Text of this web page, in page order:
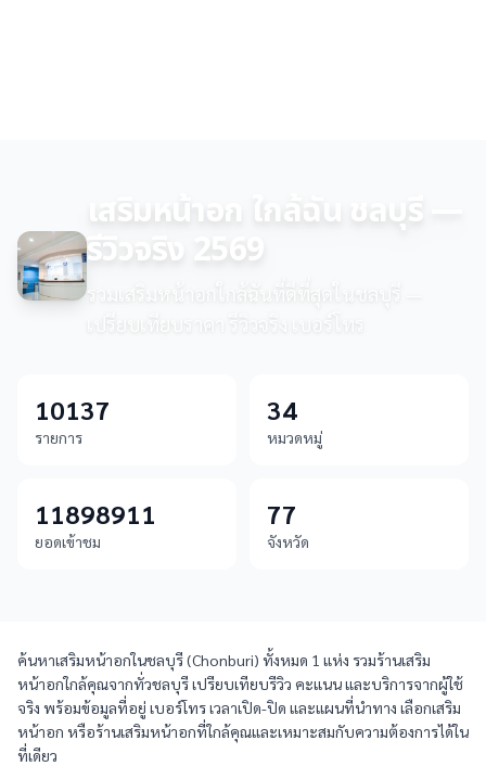
เสริมหน้าอก ใกล้ฉัน ชลบุรี —
รีวิวจริง 2569
รวมเสริมหน้าอกใกล้ฉันที่ดีที่สุดในชลบุรี —
เปรียบเทียบราคา รีวิวจริง เบอร์โทร
10137
รายการ
34
หมวดหมู่
11898911
ยอดเข้าชม
77
จังหวัด
ค้นหาเสริมหน้าอกในชลบุรี (Chonburi) ทั้งหมด 1 แห่ง รวมร้านเสริม
หน้าอกใกล้คุณจากทั่วชลบุรี เปรียบเทียบรีวิว คะแนน และบริการจากผู้ใช้
จริง พร้อมข้อมูลที่อยู่ เบอร์โทร เวลาเปิด-ปิด และแผนที่นำทาง เลือกเสริม
หน้าอก หรือร้านเสริมหน้าอกที่ใกล้คุณและเหมาะสมกับความต้องการได้ใน
ที่เดียว